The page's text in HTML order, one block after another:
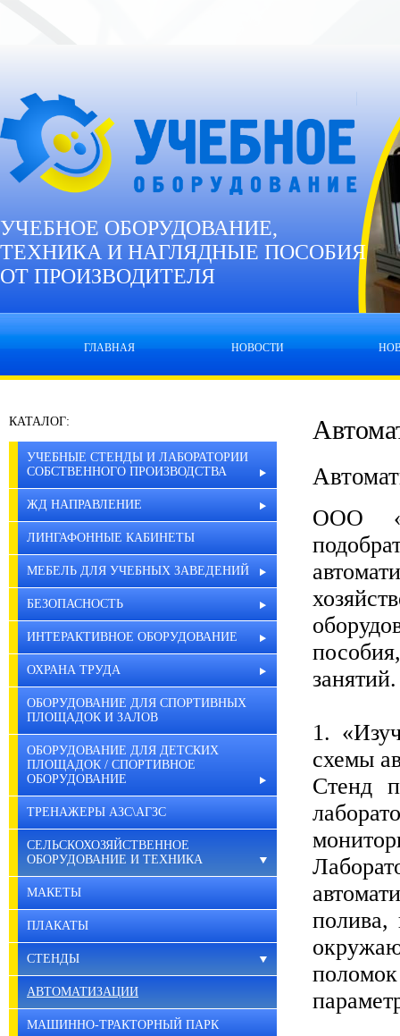
УЧЕБНОЕ ОБОРУДОВАНИЕ,
ТЕХНИКА И НАГЛЯДНЫЕ ПОСОБИЯ
ОТ ПРОИЗВОДИТЕЛЯ
ГЛАВНАЯ НОВОСТИ
КАТАЛОГ:
УЧЕБНЫЕ СТЕНДЫ И ЛАБОРАТОРИИ
СОБСТВЕННОГО ПРОИЗВОДСТВА
ЖД НАПРАВЛЕНИЕ
ЛИНГАФОННЫЕ КАБИНЕТЫ
МЕБЕЛЬ ДЛЯ УЧЕБНЫХ ЗАВЕДЕНИЙ
БЕЗОПАСНОСТЬ
ИНТЕРАКТИВНОЕ ОБОРУДОВАНИЕ
ОХРАНА ТРУДА
ОБОРУДОВАНИЕ ДЛЯ СПОРТИВНЫХ
ПЛОЩАДОК И ЗАЛОВ
ОБОРУДОВАНИЕ ДЛЯ ДЕТСКИХ
ПЛОЩАДОК / СПОРТИВНОЕ
ОБОРУДОВАНИЕ
ТРЕНАЖЕРЫ АЗС\АГЗС
СЕЛЬСКОХОЗЯЙСТВЕННОЕ
ОБОРУДОВАНИЕ И ТЕХНИКА
МАКЕТЫ
ПЛАКАТЫ
СТЕНДЫ
АВТОМАТИЗАЦИИ
МАШИННО-ТРАКТОРНЫЙ ПАРК
ООО
занятий.
1.
схемы
Стенд
полива,